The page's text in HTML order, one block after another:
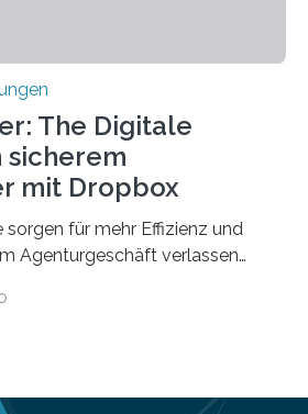
The Digitale
mit Dropbox
für mehr Effizienz und
Agenturgeschäft verlassen
zu Kunden oder Partnern.